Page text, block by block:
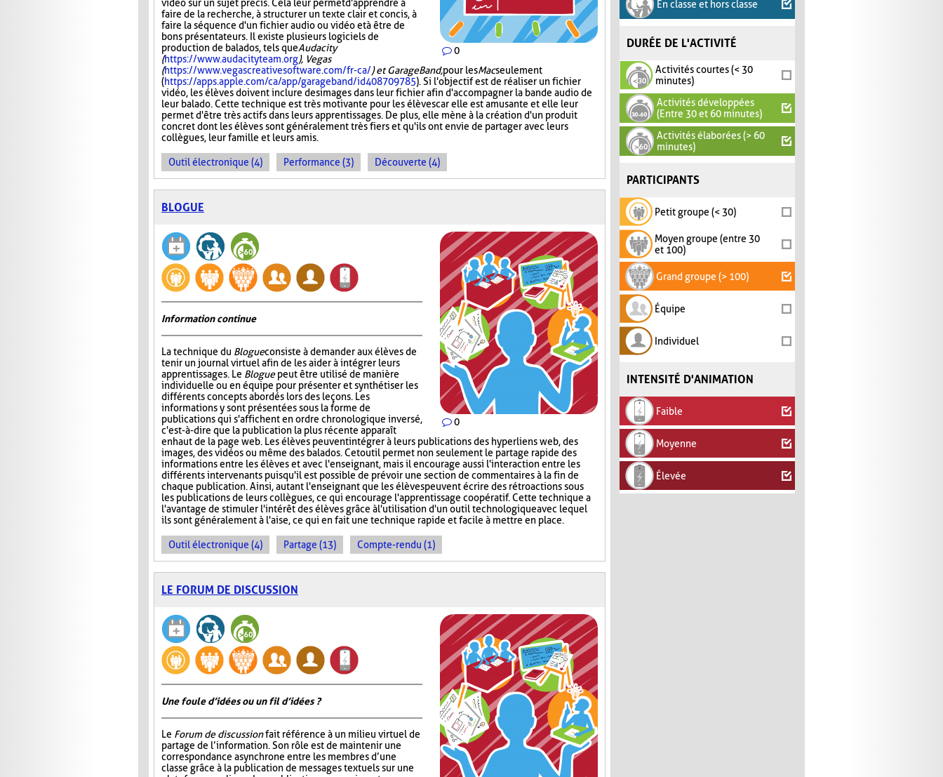
En classe et hors classe
DURÉE DE L'ACTIVITÉ
Activités courtes (< 30
minutes)
Activités développées
(Entre 30 et 60 minutes)
Activités élaborées (> 60
minutes)
PARTICIPANTS
Petit groupe (< 30)
Moyen groupe (entre 30
et 100)
Grand groupe (> 100)
Équipe
Individuel
INTENSITÉ D'ANIMATION
Faible
Moyenne
Élevée
0
vidéo sur un sujet précis. Cela leur permet d'apprendre à
faire de la recherche, à structurer un texte clair et concis, à
faire la séquence d'un fichier audio ou vidéo et à être de
bons présentateurs. Il existe plusieurs logiciels de
production de balados, tels queAudacity
(https://www.audacityteam.org), Vegas
(https://www.vegascreativesoftware.com/fr-ca/) et GarageBand,pour lesMacseulement
(https://apps.apple.com/ca/app/garageband/id408709785). Si l'objectif est de réaliser un fichier
vidéo, les élèves doivent inclure des images dans leur fichier afin d'accompagner la bande audio de
leur balado. Cette technique est très motivante pour les élèves car elle est amusante et elle leur
permet d'être très actifs dans leurs apprentissages. De plus, elle mène à la création d'un produit
concret dont les élèves sont généralement très fiers et qu'ils ont envie de partager avec leurs
collègues, leur famille et leurs amis.
Outil électronique (4) Performance (3) Découverte (4)
BLOGUE
0
Information continue
La technique du Blogueconsiste à demander aux élèves de
tenir un journal virtuel afin de les aider à intégrer leurs
apprentissages. Le Bloguepeut être utilisé de manière
individuelle ou en équipe pour présenter et synthétiser les
différents concepts abordés lors des leçons. Les
informations y sont présentées sous la forme de
publications qui s'affichent en ordre chronologique inversé,
c'est-à-dire que la publication la plus récente apparaît
en haut de la page web. Les élèves peuvent intégrer à leurs publications des hyperliens web, des
images, des vidéos ou même des balados. Cet outil permet non seulement le partage rapide des
informations entre les élèves et avec l'enseignant, mais il encourage aussi l'interaction entre les
différents intervenants puisqu'il est possible de prévoir une section de commentaires à la fin de
chaque publication. Ainsi, autant l'enseignant que les élèves peuvent écrire des rétroactions sous
les publications de leurs collègues, ce qui encourage l'apprentissage coopératif. Cette technique a
l'avantage de stimuler l'intérêt des élèves grâce à l'utilisation d'un outil technologique avec lequel
ils sont généralement à l'aise, ce qui en fait une technique rapide et facile à mettre en place.
Outil électronique (4) Partage (13) Compte-rendu (1)
LE FORUM DE DISCUSSION
Une foule d’idées ou un fil d’idées ?
Le Forum de discussionfait référence à un milieu virtuel de
partage de l’information. Son rôle est de maintenir une
correspondance asynchrone entre les membres d’une
classe grâce à la publication de messages textuels sur une